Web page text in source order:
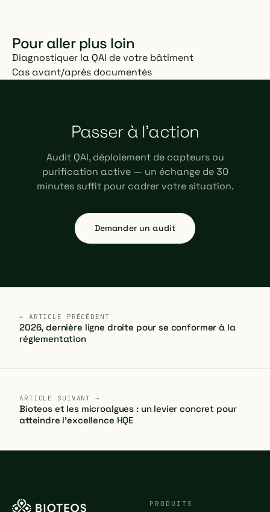
Pour aller plus loin
Diagnostiquer la QAI de votre bâtiment
Cas avant/après documentés
Passer à l'action
Audit QAI, déploiement de capteurs ou
purification active — un échange de 30
minutes suffit pour cadrer votre situation.
Demander un audit
← ARTICLE PRÉCÉDENT
2026, dernière ligne droite pour se conformer à la
réglementation
ARTICLE SUIVANT →
Bioteos et les microalgues : un levier concret pour
atteindre l'excellence HQE
PRODUITS